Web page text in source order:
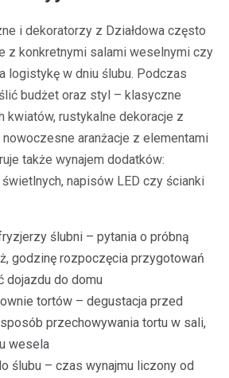
i dekoratorzy z Działdowa często
z konkretnymi salami weselnymi czy
logistykę w dniu ślubu. Podczas
budżet oraz styl – klasyczne
kwiatów, rustykalne dekoracje z
aranżacje z elementami
także wynajem dodatków:
napisów LED czy ścianki
ślubni – pytania o próbną
godzinę rozpoczęcia przygotowań
dojazdu do domu
tortów – degustacja przed
przechowywania tortu w sali,
wesela
ślubu – czas wynajmu liczony od